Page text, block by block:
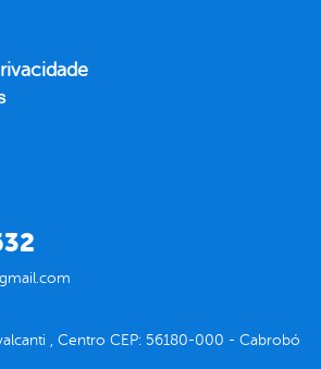
, Centro CEP: 56180-000 - Cabrobó